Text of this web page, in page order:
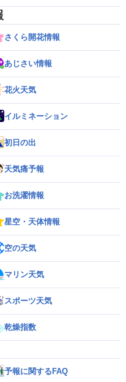
さくら開花情報
あじさい情報
花火天気
イルミネーション
初日の出
天気痛予報
お洗濯情報
星空・天体情報
空の天気
マリン天気
スポーツ天気
乾燥指数
予報に関するFAQ